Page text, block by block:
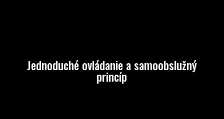
Jednoduché ovládanie a samoobslužný
princíp